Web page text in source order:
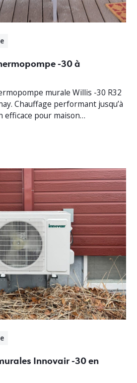
-30 à
murale Willis -30 R32
Chauffage performant jusqu’à
efficace pour maison
Innovair -30 en